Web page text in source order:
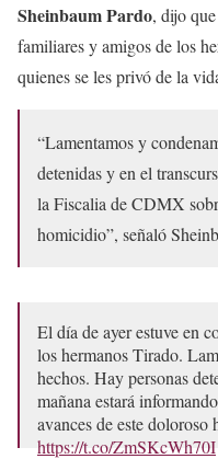
Sheinbaum Pardo, dijo
familiares y amigos de los
quienes se les privó de la
“Lamentamos y
detenidas y en el
la Fiscalia de CDMX
homicidio”, señaló
El día de ayer estuve en
los hermanos Tirado.
hechos. Hay personas
mañana estará
avances de este doloroso
https://t.co/ZmSKcWh70I